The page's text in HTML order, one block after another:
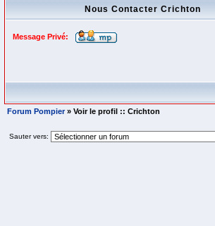
Nous Contacter Crichton
Message Privé:
Forum Pompier» Voir le profil :: Crichton
Sauter vers: